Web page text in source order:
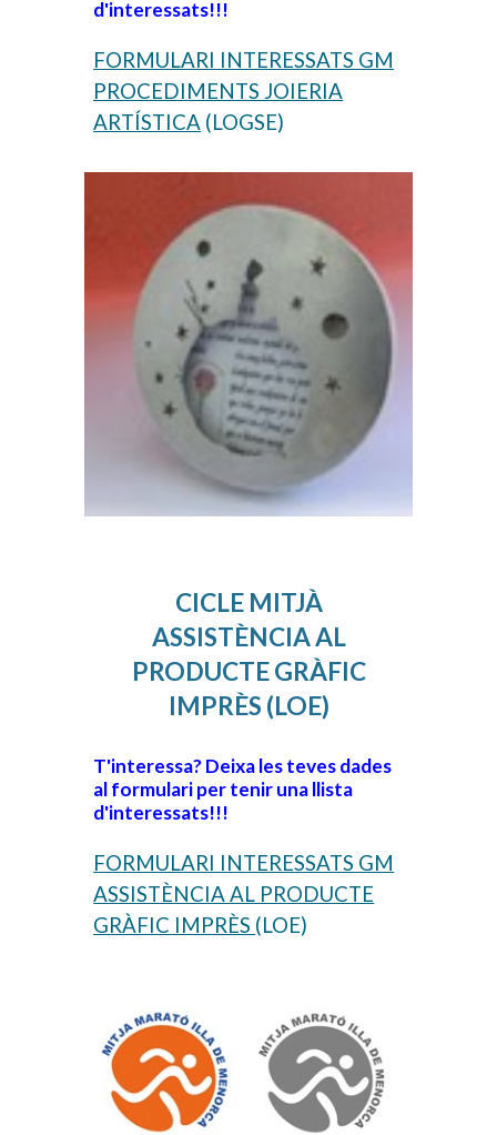
d'interessats!!!
FORMULARI INTERESSATS GM
PROCEDIMENTS JOIERIA
ARTÍSTICA (LOGSE)
CICLE MITJÀ
ASSISTÈNCIA AL
PRODUCTE GRÀFIC
IMPRÈS (LOE)
T'interessa? Deixa les teves dades
al formulari per tenir una llista
d'interessats!!!
FORMULARI INTERESSATS GM
ASSISTÈNCIA AL PRODUCTE
GRÀFIC IMPRÈS (LOE)